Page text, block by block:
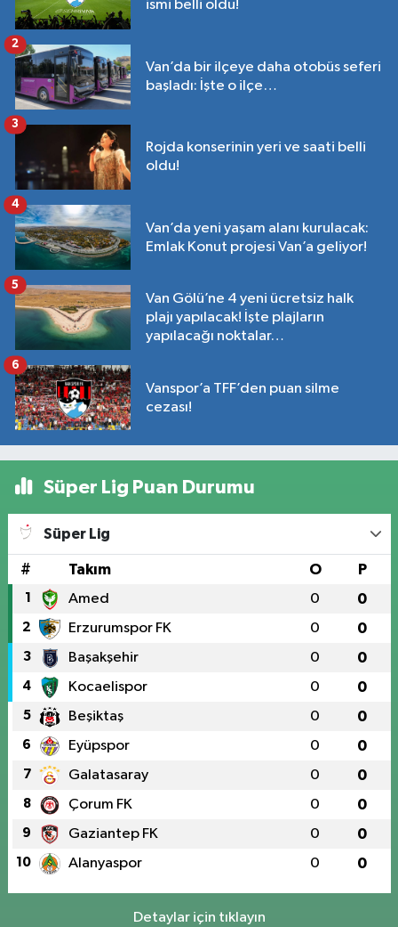
ismi belli oldu!
Van’da bir ilçeye daha otobüs seferi
başladı: İşte o ilçe…
2
Rojda konserinin yeri ve saati belli
oldu!
3
Van’da yeni yaşam alanı kurulacak:
Emlak Konut projesi Van’a geliyor!
4
Van Gölü’ne 4 yeni ücretsiz halk
plajı yapılacak! İşte plajların
yapılacağı noktalar…
5
Vanspor’a TFF’den puan silme
cezası!
6
Süper Lig Puan Durumu
Süper Lig
# Takım O P
1 Amed 0 0
2 Erzurumspor FK 0 0
3 Başakşehir 0 0
4 Kocaelispor 0 0
5 Beşiktaş 0 0
6 Eyüpspor 0 0
7 Galatasaray 0 0
8 Çorum FK 0 0
9 Gaziantep FK 0 0
10 Alanyaspor 0 0
Detaylar için tıklayın